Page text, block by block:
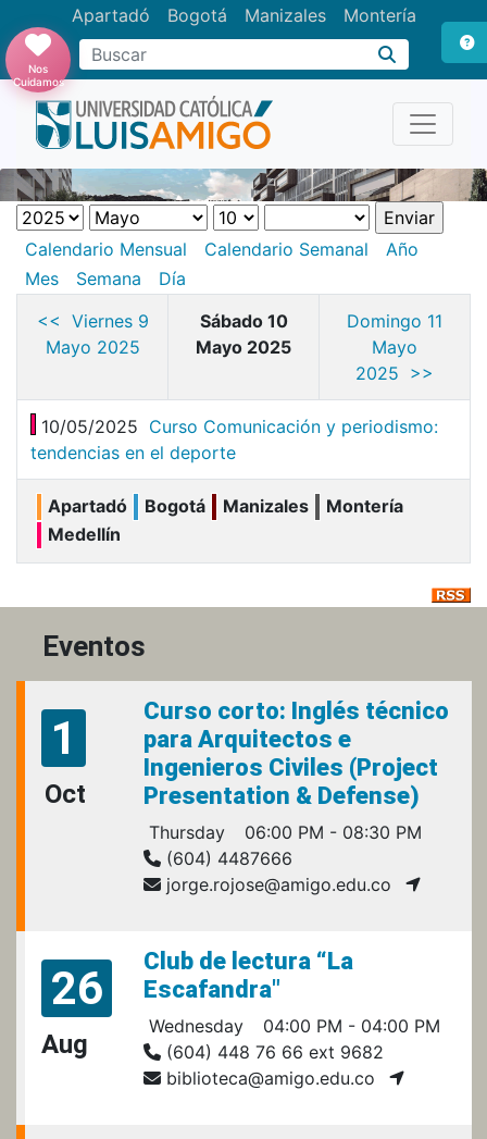
Apartadó Bogotá Manizales Montería
Buscar
Nos
Cuidamos
Calendario Mensual Calendario Semanal
Año
Mes
Semana
Día
<< Viernes 9
Mayo 2025
Sábado 10
Mayo 2025
Domingo 11
Mayo
2025 >>
10/05/2025 Curso Comunicación y periodismo:
tendencias en el deporte
Apartadó Bogotá Manizales
Montería
Medellín
Eventos
1
Oct
Curso corto: Inglés técnico
para Arquitectos e
Ingenieros Civiles (Project
Presentation & Defense)
Thursday
06:00 PM - 08:30 PM
(604) 4487666
jorge.rojose@amigo.edu.co
26
Aug
Club de lectura “La
Escafandra"
Wednesday
04:00 PM - 04:00 PM
(604) 448 76 66 ext 9682
biblioteca@amigo.edu.co